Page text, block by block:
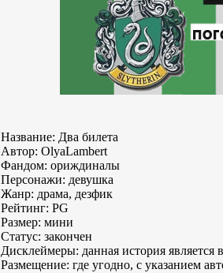
Название: Два билета
Автор: OlyaLambert
Фандом: ориждиналы
Персонажи: девушка
Жанр: драма, дезфик
Рейтинг: PG
Размер: мини
Статус: закончен
Дисклеймеры: данная история
Размещение: где угодно, с указанием